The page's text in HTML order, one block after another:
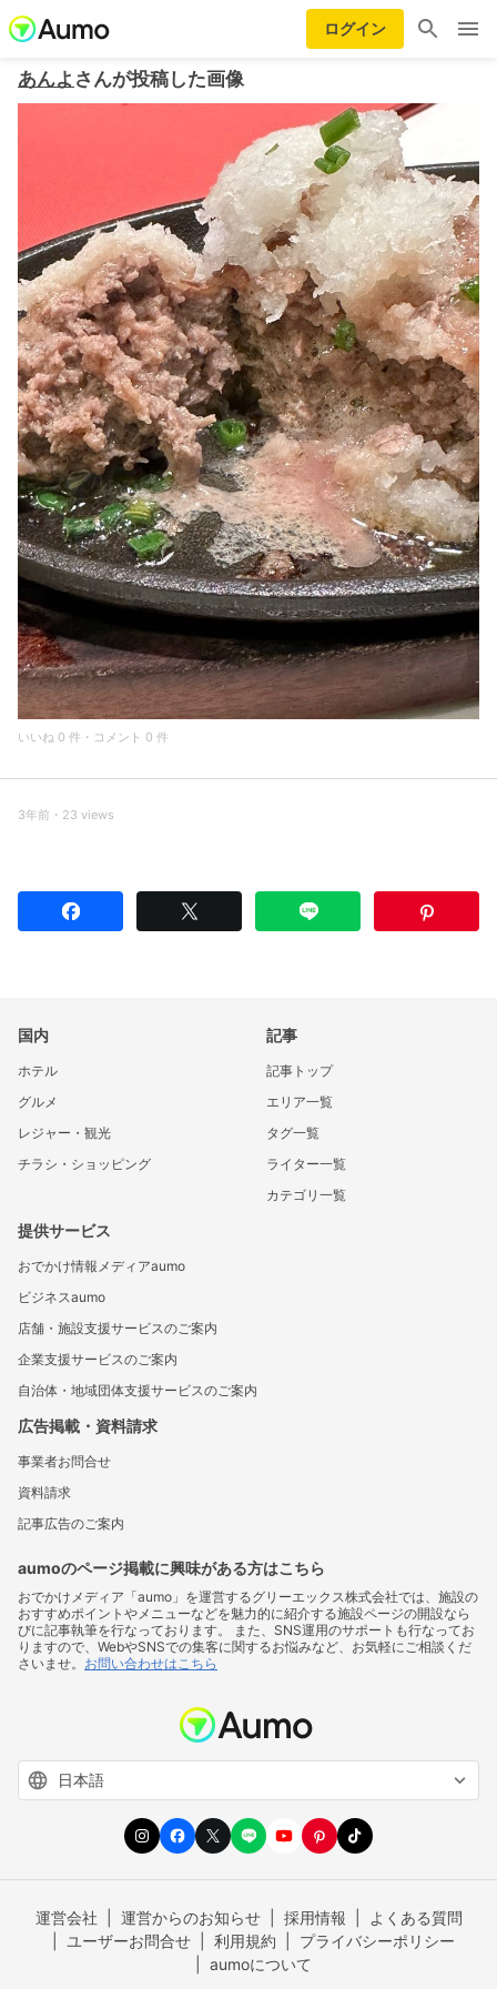
ログイン
あんよ さんが投稿した画像
いいね 0 件・コメント 0 件
3年前・23 views
国内
ホテル
グルメ
レジャー・観光
チラシ・ショッピング
記事
記事トップ
エリア一覧
タグ一覧
ライター一覧
カテゴリ一覧
提供サービス
おでかけ情報メディアaumo
ビジネスaumo
店舗・施設支援サービスのご案内
企業支援サービスのご案内
自治体・地域団体支援サービスのご案内
広告掲載・資料請求
事業者お問合せ
資料請求
記事広告のご案内
aumoのページ掲載に興味がある方はこちら
おでかけメディア「aumo」を運営するグリーエックス株式会社では、施設の
おすすめポイントやメニューなどを魅力的に紹介する施設ページの開設なら
びに記事執筆を行なっております。 また、SNS運用のサポートも行なってお
りますので、WebやSNSでの集客に関するお悩みなど、お気軽にご相談くだ
さいませ。 お問い合わせはこちら
運営会社 運営からのお知らせ 採用情報
よくある質問
ユーザーお問合せ
利用規約
プライバシーポリシー
aumoについて